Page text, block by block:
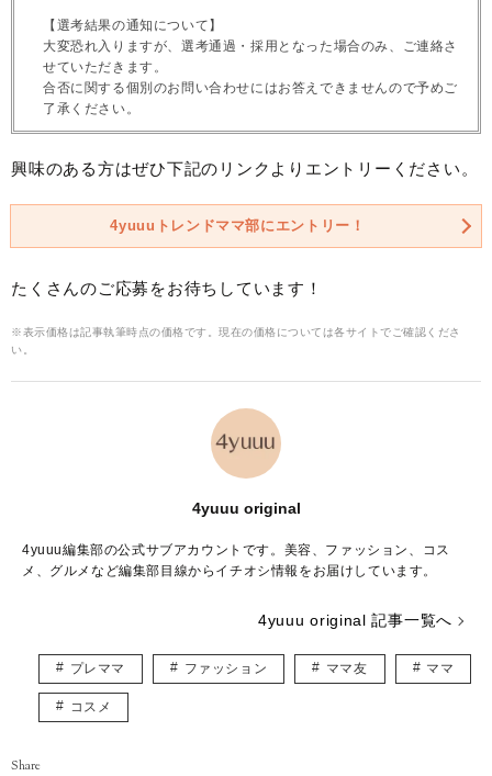
【選考結果の通知について】
大変恐れ入りますが、選考通過・採用となった場合のみ、ご連絡さ
せていただきます。
合否に関する個別のお問い合わせにはお答えできませんので予めご
了承ください。
興味のある方はぜひ下記のリンクよりエントリーください。
4yuuuトレンドママ部にエントリー！
たくさんのご応募をお待ちしています！
※表示価格は記事執筆時点の価格です。現在の価格については各サイトでご確認くださ
い。
4yuuu original
4yuuu編集部の公式サブアカウントです。美容、ファッション、コス
メ、グルメなど編集部目線からイチオシ情報をお届けしています。
4yuuu original 記事一覧へ
プレママ ファッション ママ友 ママ
コスメ
Share